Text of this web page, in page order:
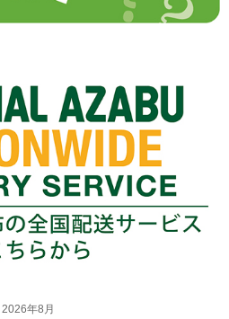
2026年8月